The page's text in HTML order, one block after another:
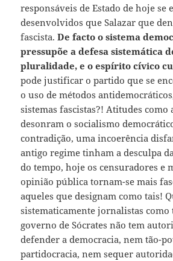
responsáveis de Estado de hoje se
desenvolvidos que Salazar que
fascista.De facto o sistema
pressupõe a defesa sistemática
pluralidade, e o espírito cívico
pode justificar o partido que se
o uso de métodos
sistemas fascistas?! Atitudes como
desonram o socialismo
contradição, uma incoerência
antigo regime tinham a desculpa
do tempo, hoje os censuradores e
opinião pública tornam-se mais
aqueles que designam como tais!
sistematicamente jornalistas como
governo de Sócrates não tem
defender a democracia, nem tão-
partidocracia, nem sequer